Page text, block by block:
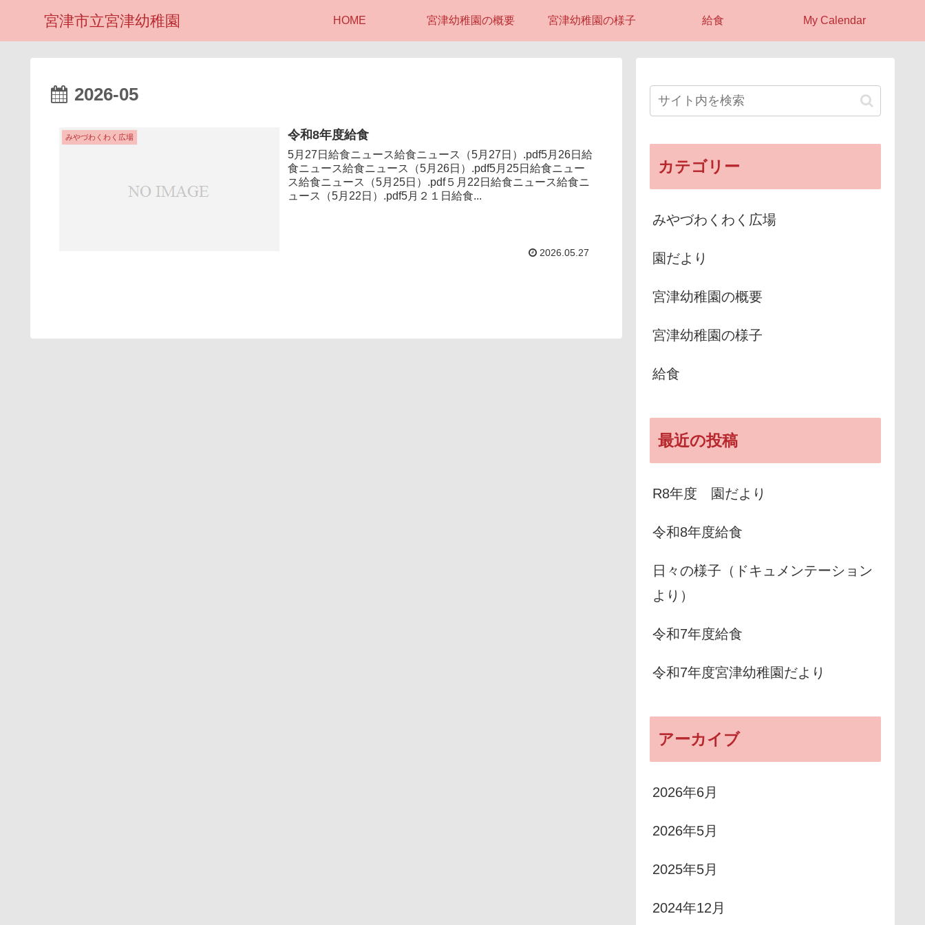
宮津市立宮津幼稚園 HOME 宮津幼稚園の概要 宮津幼稚園の様子 給食 My Calendar
2026-05
みやづわくわく広場 令和8年度給食
5月27日給食ニュース給食ニュース（5月27日）.pdf5月26日給
食ニュース給食ニュース（5月26日）.pdf5月25日給食ニュー
ス給食ニュース（5月25日）.pdf５月22日給食ニュース給食ニ
ュース（5月22日）.pdf5月２１日給食...
2026.05.27
カテゴリー
みやづわくわく広場
園だより
宮津幼稚園の概要
宮津幼稚園の様子
給食
最近の投稿
R8年度 園だより
令和8年度給食
日々の様子（ドキュメンテーション
より）
令和7年度給食
令和7年度宮津幼稚園だより
アーカイブ
2026年6月
2026年5月
2025年5月
2024年12月